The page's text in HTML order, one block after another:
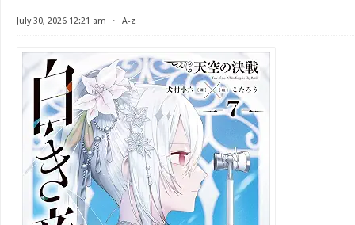
July 30, 2026 12:21 am ⋅ A-z